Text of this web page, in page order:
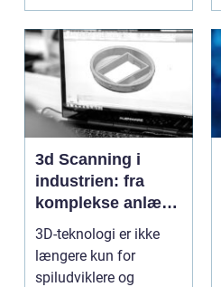
3d Scanning i
industrien: fra
komplekse anlæg
til præcise
beslutninger
3D-teknologi er ikke
længere kun for
spiludviklere og